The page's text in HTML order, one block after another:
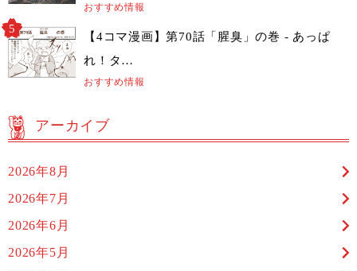
おすすめ情報
【4コマ漫画】第70話「腥臭」の巻 - あっぱ
れ！タ…
おすすめ情報
アーカイブ
2026年8月
2026年7月
2026年6月
2026年5月